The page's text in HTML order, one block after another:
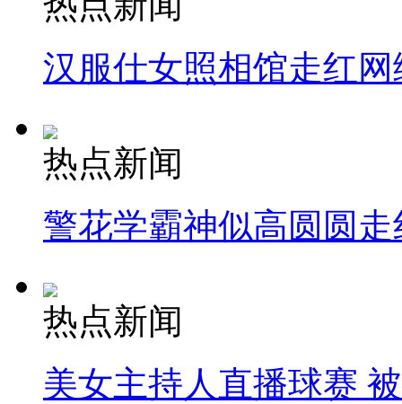
汉服仕女照相馆走红网
热点新闻
警花学霸神似高圆圆走
热点新闻
美女主持人直播球赛